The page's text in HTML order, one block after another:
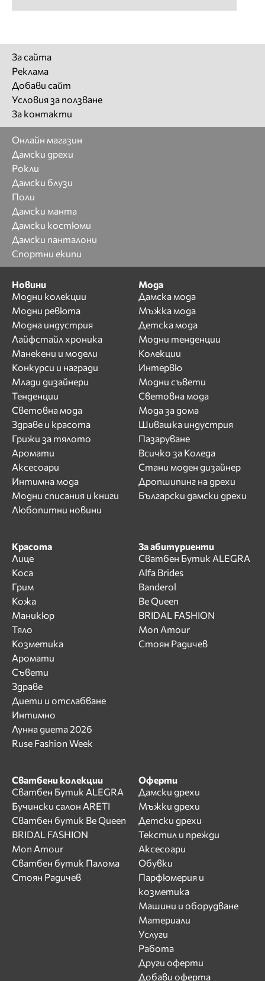
За сайта
Реклама
Добави сайт
Условия за ползване
За контакти
Онлайн магазин
Дамски дрехи
Рокли
Дамски блузи
Поли
Дамски манта
Дамски костюми
Дамски панталони
Спортни екипи
Новини
Модни колекции
Модни ревюта
Модна индустрия
Лайфстайл хроника
Манекени и модели
Конкурси и награди
Млади дизайнери
Тенденции
Световна мода
Здраве и красота
Грижи за тялото
Аромати
Аксесоари
Интимна мода
Модни списания и книги
Любопитни новини
Мода
Дамска мода
Мъжка мода
Детска мода
Модни тенденции
Колекции
Интервю
Модни съвети
Световна мода
Мода за дома
Шивашка индустрия
Пазаруване
Всичко за Коледа
Стани моден дизайнер
Дропшипинг на дрехи
Български дамски дрехи
Красота
Лице
Коса
Грим
Кожа
Маникюр
Тяло
Козметика
Аромати
Съвети
Здраве
Диети и отслабване
Интимно
Лунна диета 2026
Ruse Fashion Week
За абитуриенти
Сватбен Бутик ALEGRA
Alfa Brides
Banderol
Be Queen
BRIDAL FASHION
Mon Amour
Стоян Радичев
Сватбени колекции
Сватбен Бутик ALEGRA
Бучински салон ARETI
Сватбен бутик Be Queen
BRIDAL FASHION
Mon Amour
Сватбен бутик Палома
Стоян Радичев
Оферти
Дамски дрехи
Мъжки дрехи
Детски дрехи
Текстил и прежди
Аксесоари
Обувки
Парфюмерия и
козметика
Машини и оборудване
Материали
Услуги
Работа
Други оферти
Добави оферта